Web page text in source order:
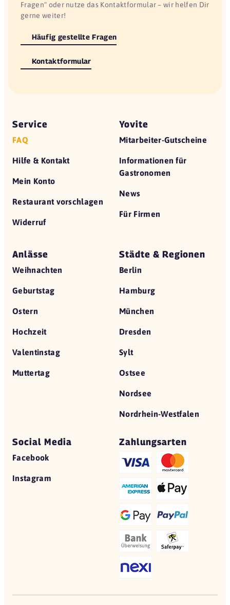
Fragen" oder nutze das Kontaktformular – wir helfen Dir
gerne weiter!
Häufig gestellte Fragen
Kontaktformular
Service
FAQ
Hilfe & Kontakt
Mein Konto
Restaurant vorschlagen
Widerruf
Yovite
Mitarbeiter-Gutscheine
Informationen für
Gastronomen
News
Für Firmen
Anlässe
Weihnachten
Geburtstag
Ostern
Hochzeit
Valentinstag
Muttertag
Städte & Regionen
Berlin
Hamburg
München
Dresden
Sylt
Ostsee
Nordsee
Nordrhein-Westfalen
Social Media
Facebook
Instagram
Zahlungsarten